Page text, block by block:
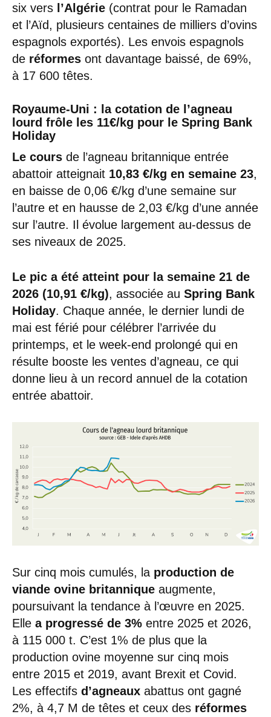
six vers l’Algérie (contrat pour le Ramadan
et l’Aïd, plusieurs centaines de milliers d’ovins
espagnols exportés). Les envois espagnols
de réformes ont davantage baissé, de 69%,
à 17 600 têtes.
Royaume-Uni : la cotation de l’agneau
lourd frôle les 11€/kg pour le Spring Bank
Holiday
Le cours de l’agneau britannique entrée
abattoir atteignait 10,83 €/kg en semaine 23,
en baisse de 0,06 €/kg d’une semaine sur
l’autre et en hausse de 2,03 €/kg d’une année
sur l’autre. Il évolue largement au-dessus de
ses niveaux de 2025.
Le pic a été atteint pour la semaine 21 de
2026 (10,91 €/kg), associée au Spring Bank
Holiday. Chaque année, le dernier lundi de
mai est férié pour célébrer l’arrivée du
printemps, et le week-end prolongé qui en
résulte booste les ventes d’agneau, ce qui
donne lieu à un record annuel de la cotation
entrée abattoir.
Sur cinq mois cumulés, la production de
viande ovine britannique augmente,
poursuivant la tendance à l’œuvre en 2025.
Elle a progressé de 3% entre 2025 et 2026,
à 115 000 t. C’est 1% de plus que la
production ovine moyenne sur cinq mois
entre 2015 et 2019, avant Brexit et Covid.
Les effectifs d’agneaux abattus ont gagné
2%, à 4,7 M de têtes et ceux des réformes